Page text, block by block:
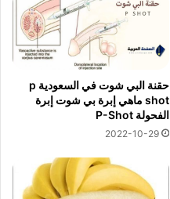
حقنة البي شوت في السعودية p
shot ماهي إبرة بي شوت إبرة
الفحولة P-Shot
2022-10-29